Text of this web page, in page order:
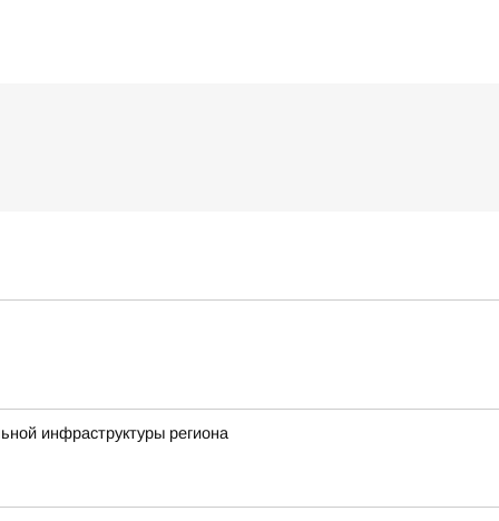
инфраструктуры региона